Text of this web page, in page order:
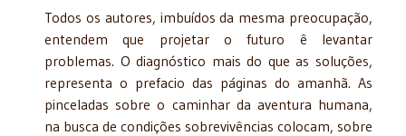
Todos os autores, imbuídos da mesma preocupação,
entendem que projetar o futuro ê levantar
problemas. O diagnóstico mais do que as soluções,
representa o prefa­cio das páginas do amanhã. As
pinceladas sobre o caminhar da aventura humana,
na busca de condições sobrevivências colocam, sobre